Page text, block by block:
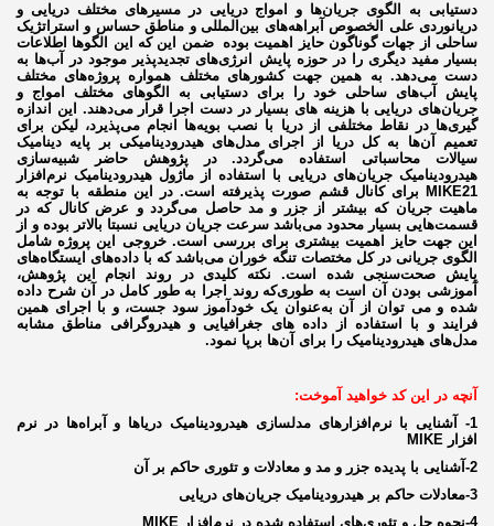
دستیابی به الگوی جریان‌ها و امواج دریایی در مسیرهای مختلف دریایی و
دریانوردی علی الخصوص آبراهه‌های بین‌المللی و مناطق حساس و استراتژیک
ساحلی از جهات گوناگون حایز اهمیت بوده ضمن این‌ که این الگوها اطلاعات
بسیار مفید دیگری را در حوزه پایش انرژی‌های تجدیدپذیر موجود در آب‌ها به
دست می‌دهد. به همین جهت کشورهای مختلف همواره پروژه‌های مختلف
پایش آب‌های ساحلی خود را برای دستیابی به الگوهای مختلف امواج و
جریان‌های دریایی با هزینه های بسیار در دست اجرا قرار می‌دهند. این اندازه
گیری‌ها در نقاط مختلفی از دریا با نصب بویه‌ها انجام می‌پذیرد، لیکن برای
تعمیم آن‌ها به کل دریا از اجرای مدل‌های هیدرودینامیکی بر پایه دینامیک
سیالات محاسباتی استفاده می‌گردد. در پژوهش حاضر شبیه‌سازی
هیدرودینامیک جریان‌های دریایی با استفاده از ماژول هیدرودینامیک نرم‌افزار
MIKE21 برای کانال قشم صورت پذیرفته است. در این منطقه با توجه به
ماهیت جریان که بیشتر از جزر و مد حاصل می‌گردد و عرض کانال که در
قسمت‌هایی بسیار محدود می‌باشد سرعت جریان دریایی نسبتا بالاتر بوده و از
این جهت حایز اهمیت بیشتری برای بررسی است. خروجی این پروژه شامل
الگوی جریانی در کل مختصات تنگه خوران می‌باشد که با داده‌‌های ایستگاه‌های
پایش صحت‌سنجی شده است. نکته کلیدی در روند انجام این پژوهش،
آموزشی بودن آن است به طوری‌که روند اجرا به طور کامل در آن شرح داده
شده و می توان از آن به‌عنوان یک خودآموز سود جست، و با اجرای همین
فرایند و با استفاده از داده های جغرافیایی و هیدروگرافی مناطق مشابه
مدل‌های هیدرودینامیک را برای آن‌ها برپا نمود.
آنچه در این کد خواهید آموخت:
1- آشنایی با نرم‌افزارهای مدلسازی هیدرودینامیک دریاها و آبراه‌ها در نرم
افزار MIKE
2-آشنایی با پدیده جزر و مد و معادلات و تئوری حاکم بر آن
3-معادلات حاکم بر هیدرودینامیک جریان‌های دریایی
4-نحوه حل و تئوری‌های استفاده شده در نرم‌افزار MIKE